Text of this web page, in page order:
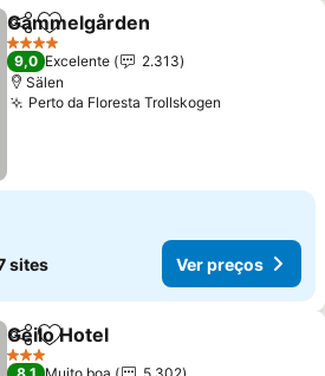
PartilharAdicionar aos favoritos
Gammelgården
4 Estrelas
9,0 Excelente
2.313
Sälen
Perto da Floresta Trollskogen
sites Ver preços
PartilharAdicionar aos favoritos
Geilo Hotel
3 Estrelas